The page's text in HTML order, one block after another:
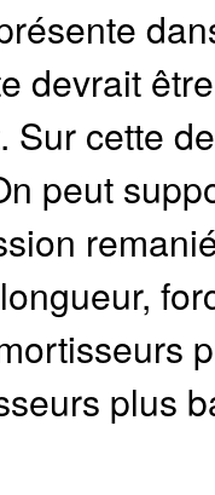
devrait
Sur cette
peut
plus